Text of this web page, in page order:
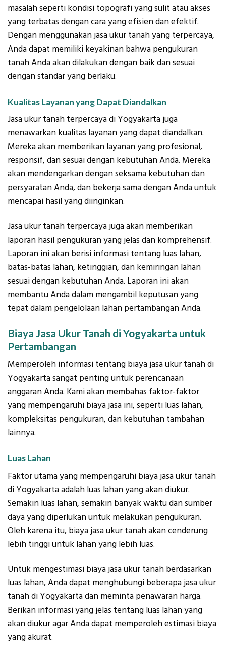
masalah seperti kondisi topografi yang sulit atau akses
yang terbatas dengan cara yang efisien dan efektif.
Dengan menggunakan jasa ukur tanah yang terpercaya,
Anda dapat memiliki keyakinan bahwa pengukuran
tanah Anda akan dilakukan dengan baik dan sesuai
dengan standar yang berlaku.
Kualitas Layanan yang Dapat Diandalkan
Jasa ukur tanah terpercaya di Yogyakarta juga
menawarkan kualitas layanan yang dapat diandalkan.
Mereka akan memberikan layanan yang profesional,
responsif, dan sesuai dengan kebutuhan Anda. Mereka
akan mendengarkan dengan seksama kebutuhan dan
persyaratan Anda, dan bekerja sama dengan Anda untuk
mencapai hasil yang diinginkan.
Jasa ukur tanah terpercaya juga akan memberikan
laporan hasil pengukuran yang jelas dan komprehensif.
Laporan ini akan berisi informasi tentang luas lahan,
batas-batas lahan, ketinggian, dan kemiringan lahan
sesuai dengan kebutuhan Anda. Laporan ini akan
membantu Anda dalam mengambil keputusan yang
tepat dalam pengelolaan lahan pertambangan Anda.
Biaya Jasa Ukur Tanah di Yogyakarta untuk
Pertambangan
Memperoleh informasi tentang biaya jasa ukur tanah di
Yogyakarta sangat penting untuk perencanaan
anggaran Anda. Kami akan membahas faktor-faktor
yang mempengaruhi biaya jasa ini, seperti luas lahan,
kompleksitas pengukuran, dan kebutuhan tambahan
lainnya.
Luas Lahan
Faktor utama yang mempengaruhi biaya jasa ukur tanah
di Yogyakarta adalah luas lahan yang akan diukur.
Semakin luas lahan, semakin banyak waktu dan sumber
daya yang diperlukan untuk melakukan pengukuran.
Oleh karena itu, biaya jasa ukur tanah akan cenderung
lebih tinggi untuk lahan yang lebih luas.
Untuk mengestimasi biaya jasa ukur tanah berdasarkan
luas lahan, Anda dapat menghubungi beberapa jasa ukur
tanah di Yogyakarta dan meminta penawaran harga.
Berikan informasi yang jelas tentang luas lahan yang
akan diukur agar Anda dapat memperoleh estimasi biaya
yang akurat.